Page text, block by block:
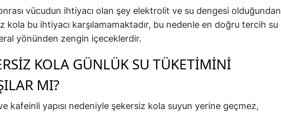
vücudun ihtiyacı olan şey elektrolit ve su dengesi olduğundan
kola bu ihtiyacı karşılamamaktadır, bu nedenle en doğru tercih su
yönünden zengin içeceklerdir.
KOLA GÜNLÜK SU TÜKETIMINI
MI?
kafeinli yapısı nedeniyle şekersiz kola suyun yerine geçmez,